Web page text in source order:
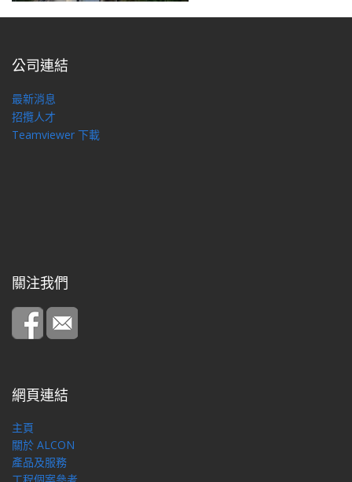
公司連結
最新消息
招攬人才
Teamviewer 下載
關注我們
網頁連結
主頁
關於 ALCON
產品及服務